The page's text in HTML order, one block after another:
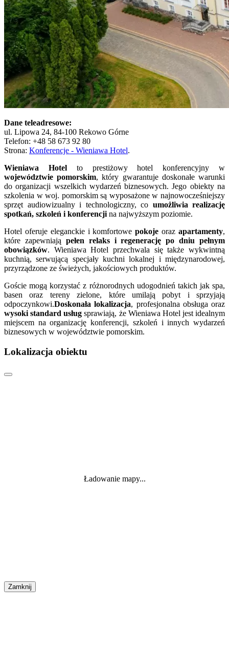
Dane teleadresowe:
ul. Lipowa 24, 84-100 Rekowo Górne
Telefon: +48 58 673 92 80
Strona: Konferencje - Wieniawa Hotel.
Wieniawa Hotelto prestiżowy hotel konferencyjny w
województwie pomorskim, który gwarantuje doskonałe warunki
do organizacji wszelkich wydarzeń biznesowych. Jego obiekty na
szkolenia w woj. pomorskim są wyposażone w najnowocześniejszy
sprzęt audiowizualny i technologiczny, co umożliwia realizację
spotkań, szkoleń i konferencji na najwyższym poziomie.
Hotel oferuje eleganckie i komfortowepokojeorazapartamenty,
które zapewniają pełen relaks i regenerację po dniu pełnym
obowiązków. Wieniawa Hotel przechwala się także wykwintną
kuchnią, serwującą specjały kuchni lokalnej i międzynarodowej,
przyrządzone ze świeżych, jakościowych produktów.
Goście mogą korzystać z różnorodnych udogodnień takich jak spa,
basen oraz tereny zielone, które umilają pobyt i sprzyjają
odpoczynkowi.Doskonała lokalizacja, profesjonalna obsługa oraz
wysoki standard usług sprawiają, że Wieniawa Hotel jest idealnym
miejscem na organizację konferencji, szkoleń i innych wydarzeń
biznesowych w województwie pomorskim.
Lokalizacja obiektu
Ładowanie mapy...
Zamknij